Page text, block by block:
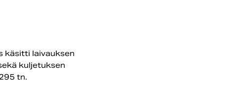
käsitti laivauksen
kuljetuksen
tn.